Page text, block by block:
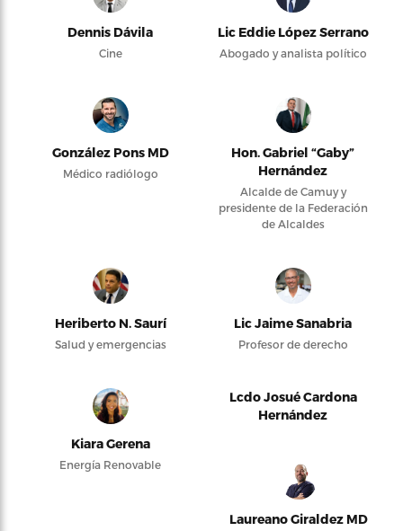
Dennis Dávila
Cine
Lic Eddie López Serrano
Abogado y analista político
González Pons MD
Médico radiólogo
Hon. Gabriel “Gaby”
Hernández
Alcalde de Camuy y
presidente de la Federación
de Alcaldes
Heriberto N. Saurí
Salud y emergencias
Lic Jaime Sanabria
Profesor de derecho
Kiara Gerena
Energía Renovable
Lcdo Josué Cardona
Hernández
Laureano Giraldez MD